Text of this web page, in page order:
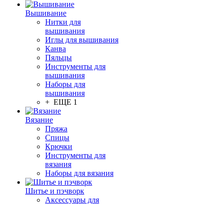
Вышивание
Нитки для
вышивания
Иглы для вышивания
Канва
Пяльцы
Инструменты для
вышивания
Наборы для
вышивания
+ ЕЩЕ 1
Вязание
Пряжа
Спицы
Крючки
Инструменты для
вязания
Наборы для вязания
Шитье и пэчворк
Аксессуары для